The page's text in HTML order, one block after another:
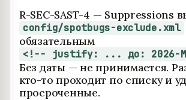
R-SEC-SAST-4 — Suppressions
config/spotbugs-exclude.xml
обязательным
<!-- justify: ... до: 2026-
Без даты — не принимается.
кто-то проходит по списку и
просроченные.